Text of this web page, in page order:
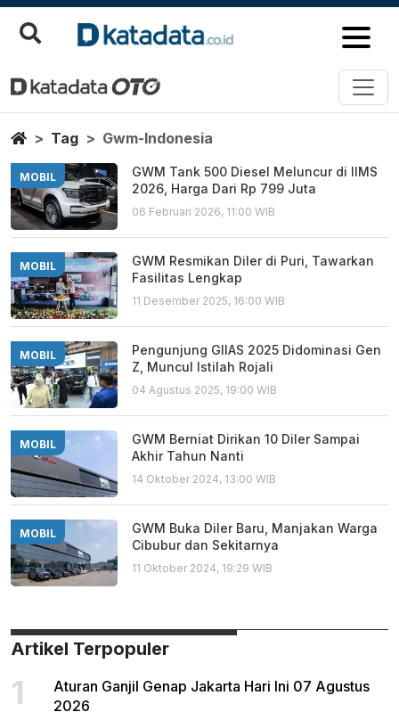
Gwm Indonesia
Berita Terbaru
HomeTag Gwm-Indonesia
MOBIL
GWM Tank 500 Diesel Meluncur di IIMS
2026, Harga Dari Rp 799 Juta
06 Februari 2026, 11:00 WIB
MOBIL
GWM Resmikan Diler di Puri, Tawarkan
Fasilitas Lengkap
11 Desember 2025, 16:00 WIB
MOBIL
Pengunjung GIIAS 2025 Didominasi Gen
Z, Muncul Istilah Rojali
04 Agustus 2025, 19:00 WIB
MOBIL
GWM Berniat Dirikan 10 Diler Sampai
Akhir Tahun Nanti
14 Oktober 2024, 13:00 WIB
MOBIL
GWM Buka Diler Baru, Manjakan Warga
Cibubur dan Sekitarnya
11 Oktober 2024, 19:29 WIB
Artikel Terpopuler
1
Aturan Ganjil Genap Jakarta Hari Ini 07 Agustus
2026